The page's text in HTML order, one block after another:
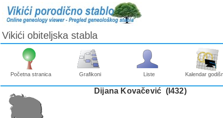
Vikići obiteljska stabla
Početna stranica Grafikoni Liste Kalendar
Dijana Kovačević ‎(I432)‎